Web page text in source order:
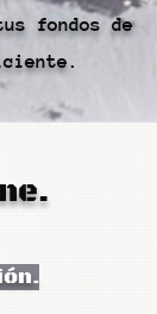
fondos de